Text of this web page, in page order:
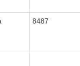
8487